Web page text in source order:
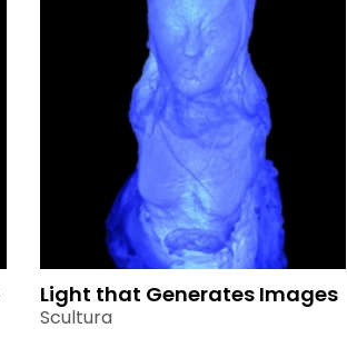
Light that Generates Images
Scultura